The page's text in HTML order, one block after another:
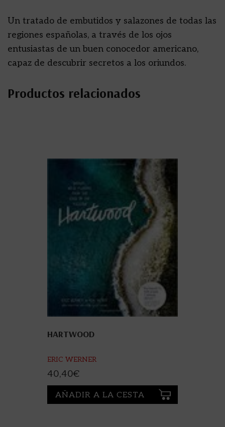
Un tratado de embutidos y salazones de todas las
regiones españolas, a través de los ojos
entusiastas de un buen conocedor americano,
capaz de descubrir secretos a los oriundos.
Productos relacionados
HARTWOOD
ERIC WERNER
40,40€
AÑADIR A LA CESTA